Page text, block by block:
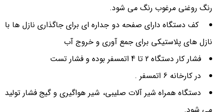
رنگ روغنی مرغوب رنگ می شود.
كف دستگاه دارای صفحه دو جداره ای برای جاگذاری نازل ها با
نازل های پلاستیكی برای جمع آوری و خروج آب
فشار كار دستگاه 2 تا 4 اتمسفر بوده و فشار تست
در كارخانه 6 اتمسفر .
دستگاه همراه شیر آلات صلیبی، شیر هواگیری و گیج فشار تولید